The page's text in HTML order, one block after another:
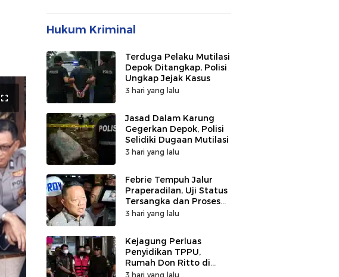
Hukum Kriminal
Terduga Pelaku Mutilasi
Depok Ditangkap, Polisi
Ungkap Jejak Kasus
3 hari yang lalu
Jasad Dalam Karung
Gegerkan Depok, Polisi
Selidiki Dugaan Mutilasi
3 hari yang lalu
Febrie Tempuh Jalur
Praperadilan, Uji Status
Tersangka dan Proses
Penyidikan
3 hari yang lalu
Kejagung Perluas
Penyidikan TPPU,
Rumah Don Ritto di
Bandung Digeledah
3 hari yang lalu